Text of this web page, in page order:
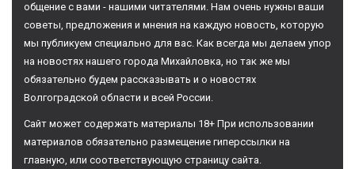
общение с вами - нашими читателями. Нам очень нужны ваши
советы, предложения и мнения на каждую новость, которую
мы публикуем специально для вас. Как всегда мы делаем упор
на новостях нашего города Михайловка, но так же мы
обязательно будем рассказывать и о новостях
Волгоградской области и всей России.
Сайт может содержать материалы 18+ При использовании
материалов обязательно размещение гиперссылки на
главную, или соответствующую страницу сайта.